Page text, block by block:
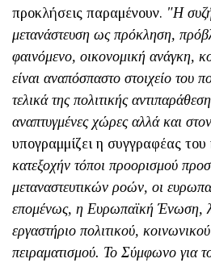
προκλήσεις παραμένουν. "Η
μετανάστευση ως πρόκληση,
φαινόμενο, οικονομική ανάγκη,
είναι αναπόσπαστο στοιχείο του
τελικά της πολιτικής
αναπτυγμένες χώρες αλλά και
υπογραμμίζει η συγγραφέας του
κατεξοχήν τόποι προορισμού
μεταναστευτικών ροών, οι
επομένως, η Ευρωπαϊκή Ένωση,
εργαστήριο πολιτικού,
πειραματισμού. Το Σύμφωνο για